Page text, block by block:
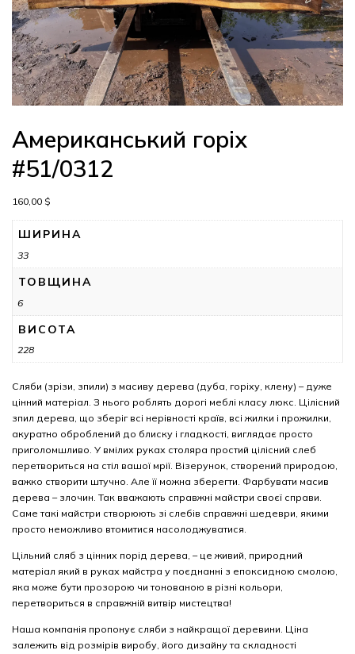
Американський горіх
#51/0312
160,00 $
ШИРИНА
33
ТОВЩИНА
6
ВИСОТА
228
Сляби (зрізи, зпили) з масиву дерева (дуба, горіху, клену) – дуже
цінний матеріал. З нього роблять дорогі меблі класу люкс. Цілісний
зпил дерева, що зберіг всі нерівності країв, всі жилки і прожилки,
акуратно оброблений до блиску і гладкості, виглядає просто
приголомшливо. У вмілих руках столяра простий цілісний слеб
перетвориться на стіл вашої мрії. Візерунок, створений природою,
важко створити штучно. Але її можна зберегти. Фарбувати масив
дерева – злочин. Так вважають справжні майстри своєї справи.
Саме такі майстри створюють зі слебів справжні шедеври, якими
просто неможливо втомитися насолоджуватися.
Цільний сляб з цінних порід дерева, – це живий, природний
матеріал який в руках майстра у поєднанні з епоксидною смолою,
яка може бути прозорою чи тонованою в різні кольори,
перетвориться в справжній витвір мистецтва!
Наша компанія пропонує сляби з найкращої деревини. Ціна
залежить від розмірів виробу, його дизайну та складності